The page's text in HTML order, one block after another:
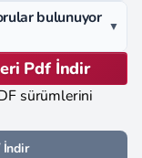
bulunuyor ▼
Pdf İndir
sürümlerini
İndir